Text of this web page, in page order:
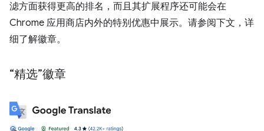
滤方面获得更高的排名，而且其扩展程序还可能会在
Chrome 应用商店内外的特别优惠中展示。请参阅下文，详
细了解徽章。
“精选”徽章